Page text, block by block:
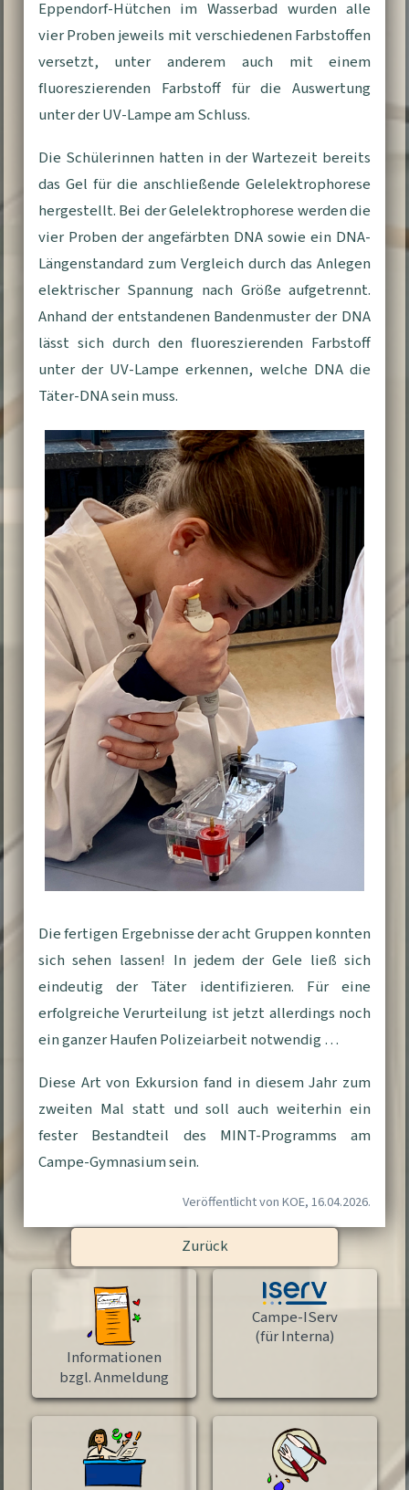
Eppendorf-Hütchen im Wasserbad wurden alle
vier Proben jeweils mit verschiedenen Farbstoffen
versetzt, unter anderem auch mit einem
fluoreszierenden Farbstoff für die Auswertung
unter der UV-Lampe am Schluss.
Die Schülerinnen hatten in der Wartezeit bereits
das Gel für die anschließende Gelelektrophorese
hergestellt. Bei der Gelelektrophorese werden die
vier Proben der angefärbten DNA sowie ein DNA-
Längenstandard zum Vergleich durch das Anlegen
elektrischer Spannung nach Größe aufgetrennt.
Anhand der entstandenen Bandenmuster der DNA
lässt sich durch den fluoreszierenden Farbstoff
unter der UV-Lampe erkennen, welche DNA die
Täter-DNA sein muss.
Die fertigen Ergebnisse der acht Gruppen konnten
sich sehen lassen! In jedem der Gele ließ sich
eindeutig der Täter identifizieren. Für eine
erfolgreiche Verurteilung ist jetzt allerdings noch
ein ganzer Haufen Polizeiarbeit notwendig …
Diese Art von Exkursion fand in diesem Jahr zum
zweiten Mal statt und soll auch weiterhin ein
fester Bestandteil des MINT-Programms am
Campe-Gymnasium sein.
Veröffentlicht von KOE, 16.04.2026.
Zurück
Informationen
bzgl. Anmeldung
Campe-IServ
(für Interna)